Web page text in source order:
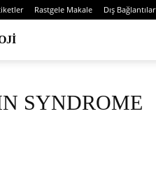
Rastgele Makale Dış Bağlantılar
SYNDROME